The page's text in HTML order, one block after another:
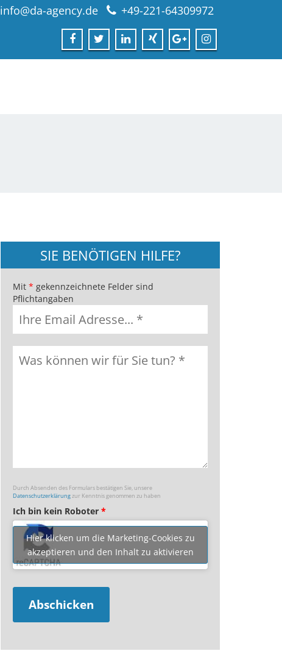
info@da-agency.de +49-221-64309972
SIE BENÖTIGEN HILFE?
Mit * gekennzeichnete Felder sind
Pflichtangaben
Durch Absenden des Formulars bestätigen Sie, unsere
Datenschutzerklärungzur Kenntnis genommen zu haben
Ich bin kein Roboter *
Hier klicken um die Marketing-Cookies zu
akzeptieren und den Inhalt zu aktivieren